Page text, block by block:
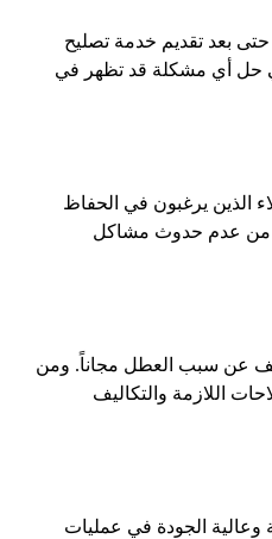
حتى بعد تقديم خدمة تصليح
حل أي مشكلة قد تظهر في
الذين يرغبون في الحفاظ
من عدم حدوث مشاكل
عن سبب العطل مجاناً. ومن
اللازمة والتكاليف
الجودة في عمليات